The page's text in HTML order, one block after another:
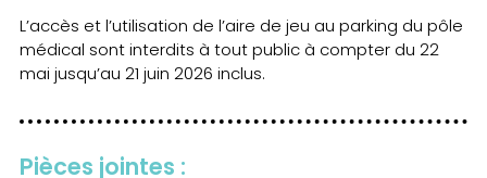
L’accès et l’utilisation de l’aire de jeu au parking du pôle
médical sont interdits à tout public à compter du 22
mai jusqu’au 21 juin 2026 inclus.
Pièces jointes :